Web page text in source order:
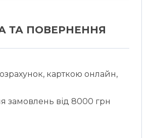
автоматичне очищення)
ТА ПОВЕРНЕННЯ
карткою онлайн,
замовлень від 8000 грн